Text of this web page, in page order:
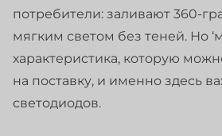
потребители: заливают 360-
мягким светом без теней. Но
характеристика, которую
на поставку, и именно здесь
светодиодов.